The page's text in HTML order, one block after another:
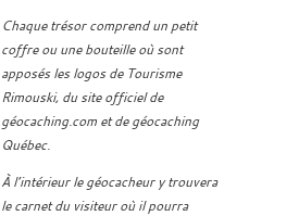
Chaque trésor comprend un petit
coffre ou une bouteille où sont
apposés les logos de Tourisme
Rimouski, du site officiel de
géocaching.com et de géocaching
Québec.
À l’intérieur le géocacheur y trouvera
le carnet du visiteur où il pourra